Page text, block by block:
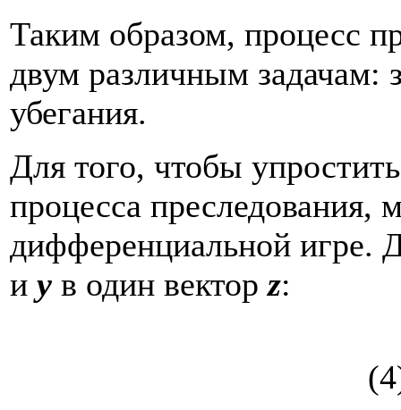
Таким образом, процесс
двум различным задачам:
убегания.
Для того, чтобы
процесса преследования,
дифференциальной игре.
и y в один векторz: